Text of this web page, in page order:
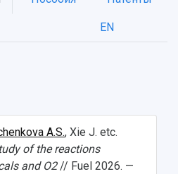
EN
A.S., Xie J. etc.
of the reactions
and O2// Fuel 2026. —